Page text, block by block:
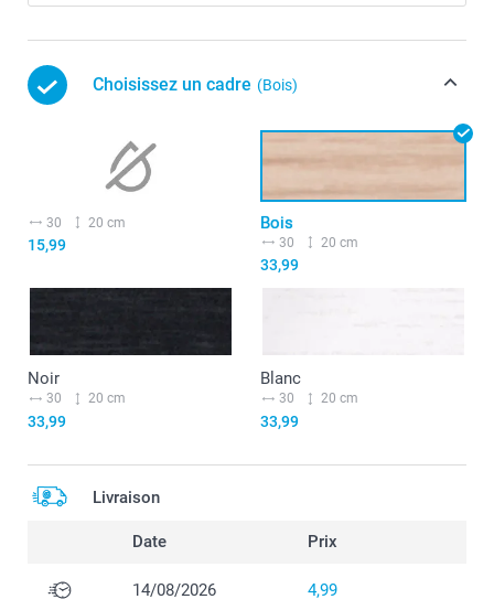
Choisissez un cadre (Bois)
30 20 cm
15,99
Bois
30 20 cm
33,99
Noir
30 20 cm
33,99
Blanc
30 20 cm
33,99
Livraison
Date Prix
14/08/2026 4,99